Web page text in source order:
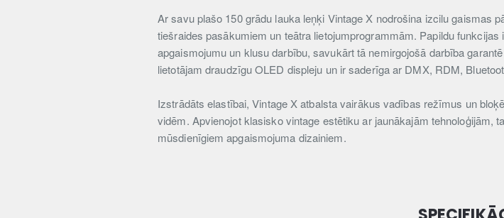
Ar savu plašo 150 grādu lauka leņķi Vintage X nodrošina izcilu gaismas
tiešraides pasākumiem un teātra lietojumprogrammām. Papildu
apgaismojumu un klusu darbību, savukārt tā nemirgojošā darbība
lietotājam draudzīgu OLED displeju un ir saderīga ar DMX, RDM,
Izstrādāts elastībai, Vintage X atbalsta vairākus vadības režīmus un
vidēm. Apvienojot klasisko vintage estētiku ar jaunākajām tehnoloģijām,
mūsdienīgiem apgaismojuma dizainiem.